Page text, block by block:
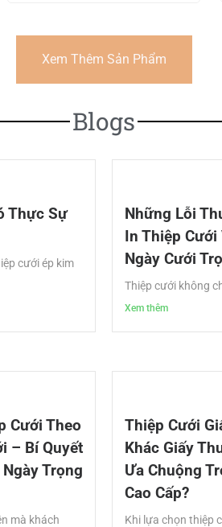
Xem Thêm Sản Phẩm
Blogs
Thực Sự
cưới ép kim
Những Lỗi
In Thiệp Cưới
Ngày Cưới
Thiệp cưới không
Xem thêm
Cưới Theo
– Bí Quyết
Trọng
mà khách
Thiệp Cưới
Khác Giấy
Ưa Chuộng
Cao Cấp?
Khi lựa chọn thiệp